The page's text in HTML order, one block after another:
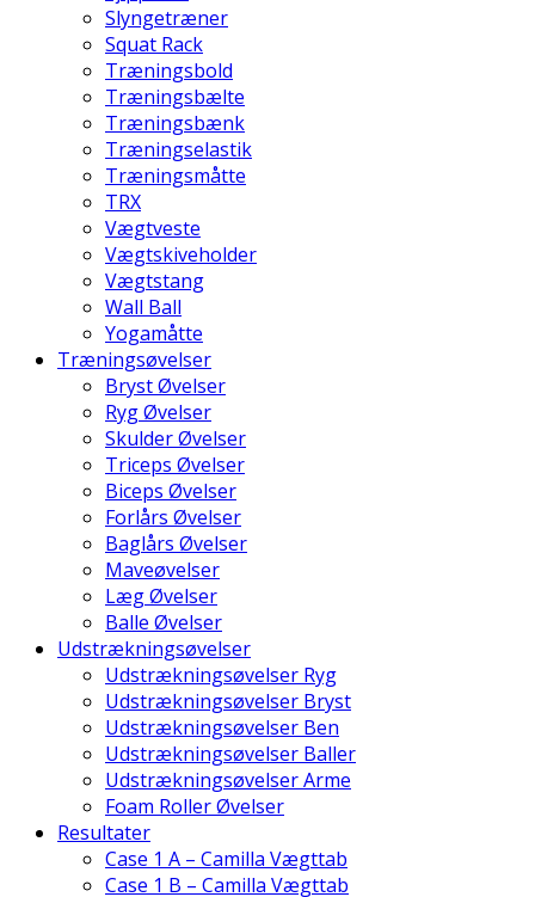
Slyngetræner
Squat Rack
Træningsbold
Træningsbælte
Træningsbænk
Træningselastik
Træningsmåtte
TRX
Vægtveste
Vægtskiveholder
Vægtstang
Wall Ball
Yogamåtte
Træningsøvelser
Bryst Øvelser
Ryg Øvelser
Skulder Øvelser
Triceps Øvelser
Biceps Øvelser
Forlårs Øvelser
Baglårs Øvelser
Maveøvelser
Læg Øvelser
Balle Øvelser
Udstrækningsøvelser
Udstrækningsøvelser Ryg
Udstrækningsøvelser Bryst
Udstrækningsøvelser Ben
Udstrækningsøvelser Baller
Udstrækningsøvelser Arme
Foam Roller Øvelser
Resultater
Case 1 A – Camilla Vægttab
Case 1 B – Camilla Vægttab